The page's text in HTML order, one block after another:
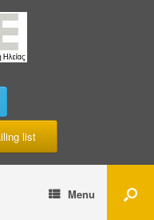
list
Menu